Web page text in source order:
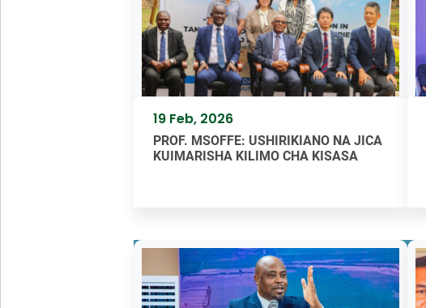
19 Feb, 2026
PROF. MSOFFE: USHIRIKIANO NA JICA
KUIMARISHA KILIMO CHA KISASA